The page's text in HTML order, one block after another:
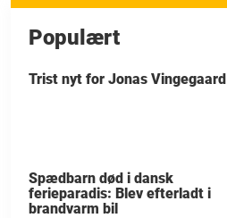
Populært
Trist nyt for Jonas Vingegaard
Spædbarn død i dansk
ferieparadis: Blev efterladt i
brandvarm bil